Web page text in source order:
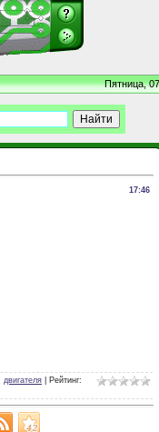
Пятница,
17:46
двигателя Рейтинг: